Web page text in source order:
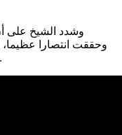
وشدد الشيخ على
وحققت انتصارا عظيما،
مخلفات أسلحة العدو من مواجهته بأسحته.